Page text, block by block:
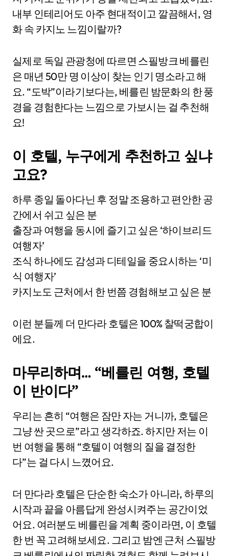
내부 인테리어도 아주 현대적이고 깔끔해서, 영
화 속 카지노 느낌이랄까?
실제로 독일 관광청에 따르면 스필방크 베를린
은 매년 50만 명 이상이 찾는 인기 명소라고 해
요. “도박”이라기보다는, 베를린 밤문화의 한 풍
경을 경험한다는 느낌으로 가보시는 걸 추천해
요!
이 호텔, 누구에게 추천하고 싶냐
고요?
하루 종일 돌아다닌 후 정말 조용하고 편안한 공
간에서 쉬고 싶은 분
출장과 여행을 동시에 즐기고 싶은 ‘하이브리드
여행자’
조식 하나에도 감성과 디테일을 중요시하는 ‘미
식 여행자’
카지노도 근처에서 한 번쯤 경험해보고 싶은 분
이런 분들께 더 만다라 호텔은 100% 찰떡궁합이
에요.
마무리하며… “베를린 여행, 호텔
이 반이다”
우리는 흔히 “여행은 잠만 자는 거니까, 호텔은
그냥 싼 곳으로”라고 생각하죠. 하지만 저는 이
번 여행을 통해 “호텔이 여행의 질을 결정한
다”는 걸 다시 느꼈어요.
더 만다라 호텔은 단순한 숙소가 아니라, 하루의
시작과 끝을 아름답게 완성시켜주는 공간이었
어요. 여러분도 베를린을 계획 중이라면, 이 호텔
한 번 꼭 고려해보세요. 그리고 밤엔 근처 스필방